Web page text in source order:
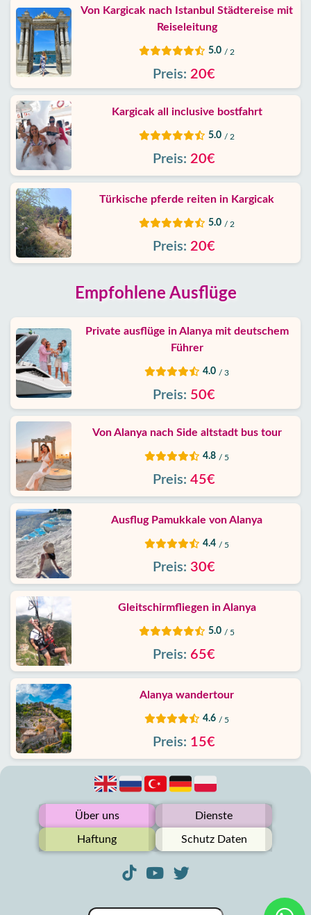
Von Kargicak nach Istanbul Städtereise mit
Reiseleitung
5.0 / 2
Preis: 20€
Kargicak all inclusive bostfahrt
5.0 / 2
Preis: 20€
Türkische pferde reiten in Kargicak
5.0 / 2
Preis: 20€
Empfohlene Ausflüge
Private ausflüge in Alanya mit deutschem
Führer
4.0 / 3
Preis: 50€
Von Alanya nach Side altstadt bus tour
4.8 / 5
Preis: 45€
Ausflug Pamukkale von Alanya
4.4 / 5
Preis: 30€
Gleitschirmfliegen in Alanya
5.0 / 5
Preis: 65€
Alanya wandertour
4.6 / 5
Preis: 15€
Über uns Dienste
Haftung Schutz Daten